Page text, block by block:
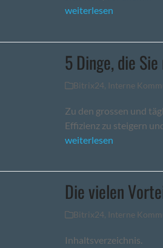
weiterlesen
5 Dinge, die
Bitrix24, Interne
Zu den grossen und
Effizienz zu steigern
weiterlesen
Die vielen
Bitrix24, Interne
Inhaltsverzeichnis.